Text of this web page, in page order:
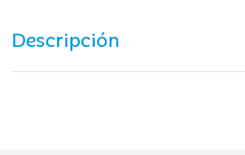
Descripción